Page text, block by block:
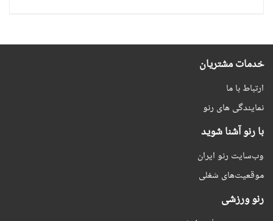
خدمات مشتریان
ارتباط با ما
نمایندگی های رنو
با رنو آشنا شوید
وب‌سایت رنو ایران
موقعیت‌های شغلی
رنو ورزشی